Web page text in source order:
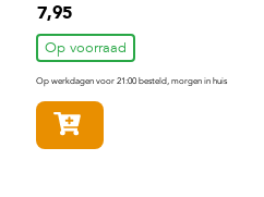
7,95
Op voorraad
Op werkdagen voor 21:00 besteld, morgen in huis